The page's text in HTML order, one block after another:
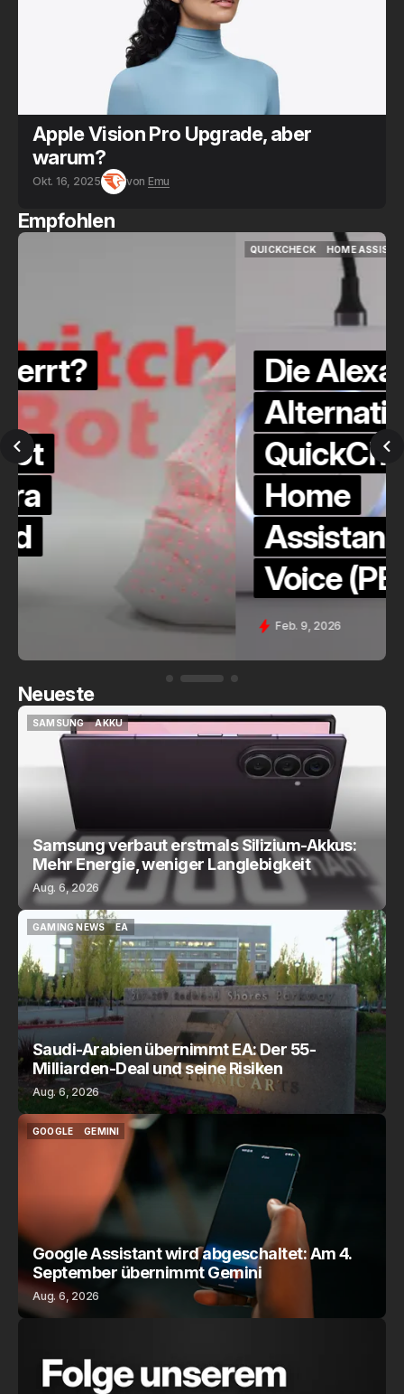
Apple Vision Pro Upgrade, aber
warum?
Okt. 16, 2025 von Emu
Empfohlen
Die Alexa-
Alternative?
QuickCheck:
Home
Assistant
Voice (PE)
Neueste
SAMSUNG
SAMSUNG
AKKU
AKKU
Samsung verbaut erstmals Silizium-Akkus:
Mehr Energie, weniger Langlebigkeit
Aug. 6, 2026
GAMING NEWS
GAMING NEWS
EA
EA
Saudi-Arabien übernimmt EA: Der 55-
Milliarden-Deal und seine Risiken
Aug. 6, 2026
GOOGLE
GEMINI
Google Assistant wird abgeschaltet: Am 4.
September übernimmt Gemini
Aug. 6, 2026